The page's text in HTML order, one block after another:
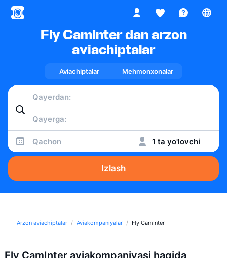
Fly CamInter dan arzon
aviachiptalar
Aviachiptalar Mehmonxonalar
Qachon 1 ta yo'lovchi
Izlash
Arzon aviachiptalar Aviakompaniyalar Fly CamInter
Fly CamInter aviakompaniyasi haqida